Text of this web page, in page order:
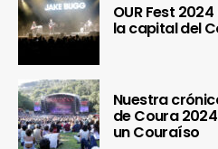
OUR Fest
la capital del
Nuestra
de Coura
un Couraíso